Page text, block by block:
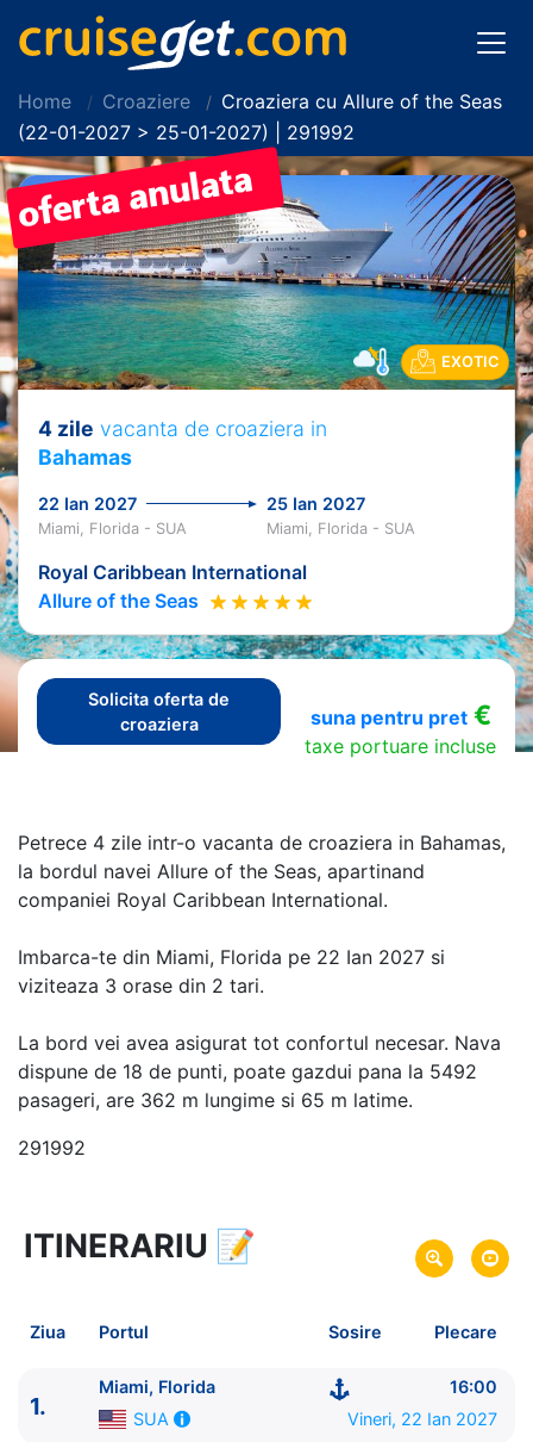
Home Croaziere
Croaziera cu Allure of the Seas
(22-01-2027 > 25-01-2027) | 291992
EXOTIC
4 zile vacanta de croaziera in
Bahamas
22 Ian 2027 25 Ian 2027
Miami, Florida - SUA Miami, Florida - SUA
Royal Caribbean International
Allure of the Seas
Solicita oferta de
croaziera
suna pentru pret€
taxe portuare incluse
Petrece 4 zile intr-o vacanta de croaziera in Bahamas,
la bordul navei Allure of the Seas, apartinand
companiei Royal Caribbean International.
Imbarca-te din Miami, Florida pe 22 Ian 2027 si
viziteaza 3 orase din 2 tari.
La bord vei avea asigurat tot confortul necesar. Nava
dispune de 18 de punti, poate gazdui pana la 5492
pasageri, are 362 m lungime si 65 m latime.
291992
4 zile vacanta de croaziera in
link oferta
Plecare pe 22 Ian 2027 din Miami, Florida, SUA
Royal Caribbean International
ITINERARIU 📝
Ziua Portul Sosire Plecare
1.
Miami, Florida
16:00
SUA
Vineri, 22 Ian 2027